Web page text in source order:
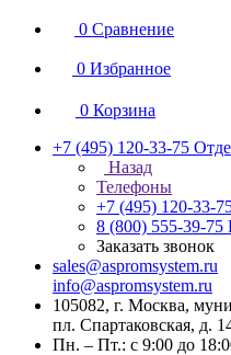
0 Сравнение
0 Избранное
0 Корзина
+7 (495) 120-33-75
Назад
Телефоны
+7 (495) 120-33-
8 (800) 555-39-75
Заказать звонок
sales@aspromsystem.ru
info@aspromsystem.ru
105082, г. Москва,
пл. Спартаковская, д.
Пн. – Пт.: с 9:00 до